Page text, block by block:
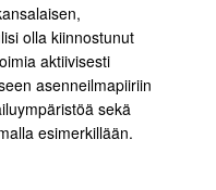
olla kiinnostunut
aktiivisesti
asenneilmapiiriin
sekä
esimerkillään.